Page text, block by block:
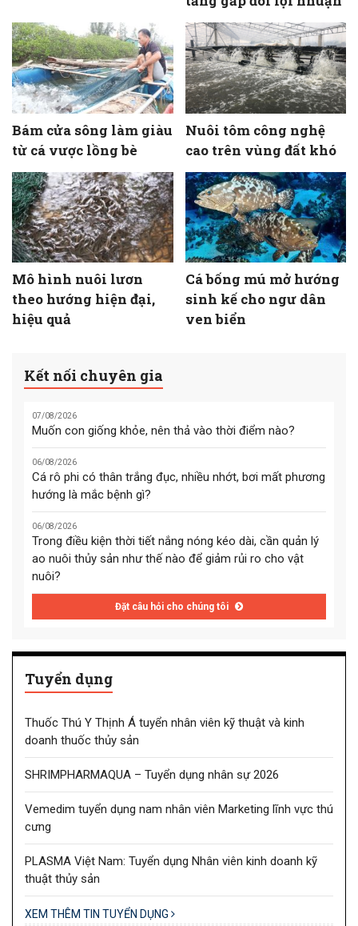
Bám cửa sông làm giàu
từ cá vược lồng bè
Nuôi tôm công nghệ
cao trên vùng đất khó
Mô hình nuôi lươn
theo hướng hiện đại,
hiệu quả
Cá bống mú mở hướng
sinh kế cho ngư dân
ven biển
Kết nối chuyên gia
07/08/2026
Muốn con giống khỏe, nên thả vào thời điểm nào?
06/08/2026
Cá rô phi có thân trắng đục, nhiều nhớt, bơi mất phương
hướng là mắc bệnh gì?
06/08/2026
Trong điều kiện thời tiết nắng nóng kéo dài, cần quản lý
ao nuôi thủy sản như thế nào để giảm rủi ro cho vật
nuôi?
Đặt câu hỏi cho chúng tôi
Tuyển dụng
Thuốc Thú Y Thịnh Á tuyển nhân viên kỹ thuật và kinh
doanh thuốc thủy sản
SHRIMPHARMAQUA – Tuyển dụng nhân sự 2026
Vemedim tuyển dụng nam nhân viên Marketing lĩnh vực thú
cưng
PLASMA Việt Nam: Tuyển dụng Nhân viên kinh doanh kỹ
thuật thủy sản
XEM THÊM TIN TUYỂN DỤNG